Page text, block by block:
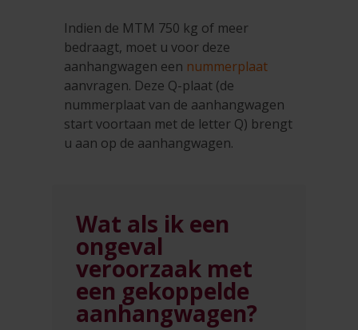
Indien de MTM 750 kg of meer
bedraagt, moet u voor deze
aanhangwagen een nummerplaat
aanvragen. Deze Q-plaat (de
nummerplaat van de aanhangwagen
start voortaan met de letter Q) brengt
u aan op de aanhangwagen.
Wat als ik een
ongeval
veroorzaak met
een gekoppelde
aanhangwagen?